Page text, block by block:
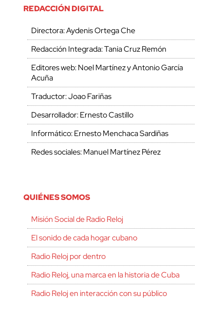
REDACCIÓN DIGITAL
Directora: Aydenis Ortega Che
Redacción Integrada: Tania Cruz Remón
Editores web: Noel Martínez y Antonio García
Acuña
Traductor: Joao Fariñas
Desarrollador: Ernesto Castillo
Informático: Ernesto Menchaca Sardiñas
Redes sociales: Manuel Martínez Pérez
QUIÉNES SOMOS
Misión Social de Radio Reloj
El sonido de cada hogar cubano
Radio Reloj por dentro
Radio Reloj, una marca en la historia de Cuba
Radio Reloj en interacción con su público